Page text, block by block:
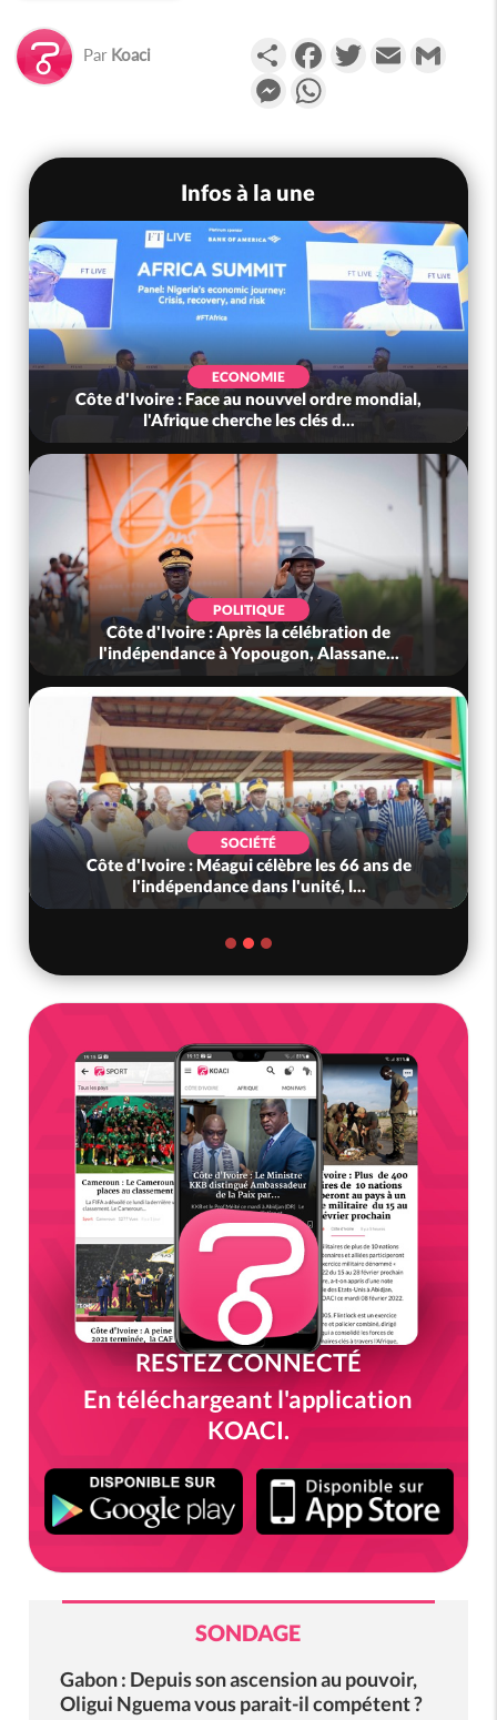
Par Koaci PartagerFacebookTwitterEmail
Messenger
Infos à la une
ECONOMIE
Côte d'Ivoire : Face au nouvvel ordre mondial,
l'Afrique cherche les clés d...
POLITIQUE
Côte d'Ivoire : Après la célébration de
l'indépendance à Yopougon, Alassane...
SOCIÉTÉ
Côte d'Ivoire : Méagui célèbre les 66 ans de
l'indépendance dans l'unité, l...
RESTEZ CONNECTÉ
En téléchargeant l'application
KOACI.
SONDAGE
Gabon : Depuis son ascension au pouvoir,
Oligui Nguema vous parait-il compétent ?